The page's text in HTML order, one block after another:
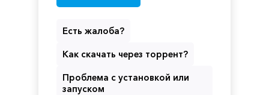
Есть жалоба?
Как скачать через торрент?
Проблема с установкой или
запуском